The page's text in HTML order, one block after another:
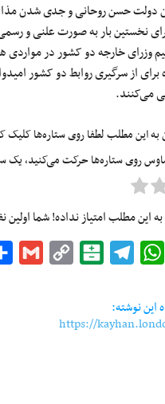
دولت حسن روحانی و جدی شدن
برای نخستین بار به صورت علنی و
وزرای خارجه دو کشور در مواردی
برای از سرگیری روابط دو کشور
می‌کنند.
به این مطلب لطفا روی ستاره‌ها کلیک
روی ستاره‌ها حرکت می‌کنید، یک
این مطلب امتیاز نداده! شما اولین
Facebook
WhatsApp
Telegram
Balatarin
Copy
این نوشته:
https://